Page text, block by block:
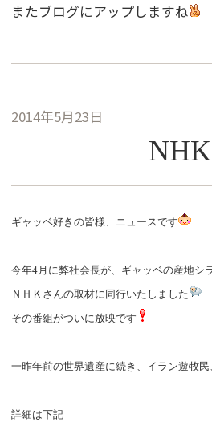
またブログにアップしますね
2014年5月23日
NHK
ギャッベ好きの皆様、ニュースです
今年4月に弊社会長が、ギャッベの産地シ
ＮＨＫさんの取材に同行いたしました
その番組がついに放映です
一昨年前の世界遺産に続き、イラン遊牧民
詳細は下記